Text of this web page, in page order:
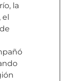
la
el